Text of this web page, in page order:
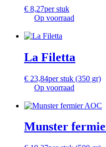
€ 8,27per stuk
Op voorraad
La Filetta
€ 23,84per stuk (350 gr)
Op voorraad
Munster